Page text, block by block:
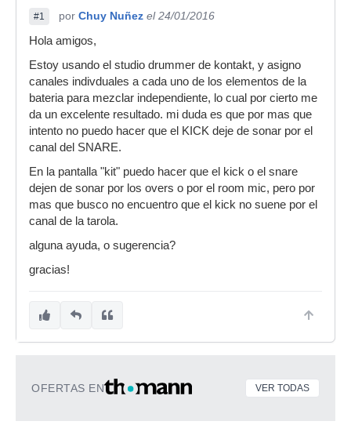
#1 por Chuy Nuñez el 24/01/2016
Hola amigos,
Estoy usando el studio drummer de kontakt, y asigno
canales indivduales a cada uno de los elementos de la
bateria para mezclar independiente, lo cual por cierto me
da un excelente resultado. mi duda es que por mas que
intento no puedo hacer que el KICK deje de sonar por el
canal del SNARE.
En la pantalla "kit" puedo hacer que el kick o el snare
dejen de sonar por los overs o por el room mic, pero por
mas que busco no encuentro que el kick no suene por el
canal de la tarola.
alguna ayuda, o sugerencia?
gracias!
OFERTAS EN VER TODAS